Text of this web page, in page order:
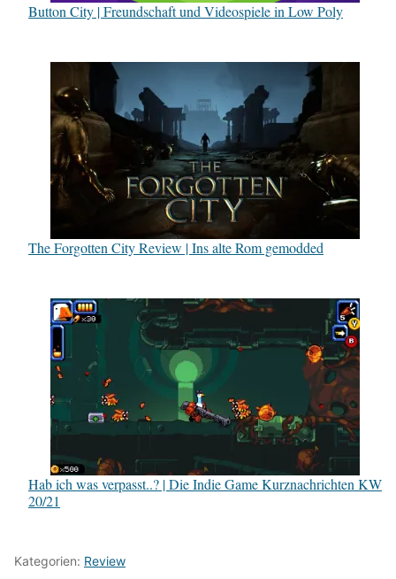
Button City | Freundschaft und Videospiele in Low Poly
The Forgotten City Review | Ins alte Rom gemodded
Hab ich was verpasst..? | Die Indie Game Kurznachrichten KW
20/21
Kategorien: Review